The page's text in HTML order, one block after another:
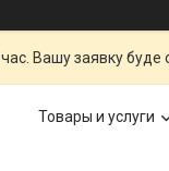
Вашу заявку буде
Товары и услуги